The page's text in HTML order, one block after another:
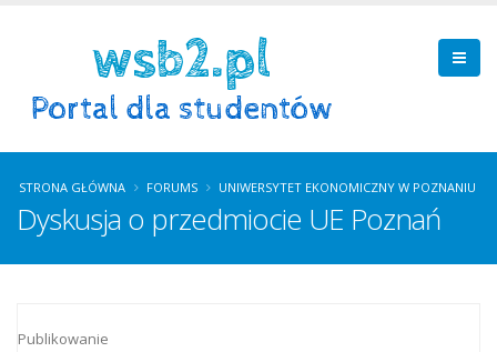
STRONA GŁÓWNA FORUMS UNIWERSYTET EKONOMICZNY W POZNANIU
Dyskusja o przedmiocie UE Poznań
Publikowanie
Strony